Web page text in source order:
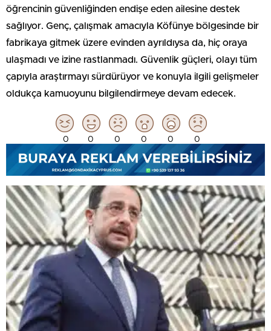
öğrencinin güvenliğinden endişe eden ailesine destek
sağlıyor. Genç, çalışmak amacıyla Köfünye bölgesinde bir
fabrikaya gitmek üzere evinden ayrıldıysa da, hiç oraya
ulaşmadı ve izine rastlanmadı. Güvenlik güçleri, olayı tüm
çapıyla araştırmayı sürdürüyor ve konuyla ilgili gelişmeler
oldukça kamuoyunu bilgilendirmeye devam edecek.
0 0 0 0 0 0